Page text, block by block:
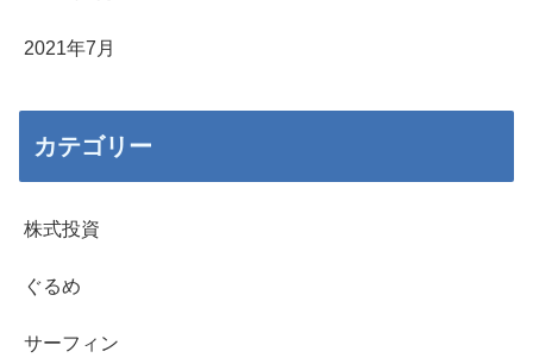
2021年7月
カテゴリー
株式投資
ぐるめ
サーフィン